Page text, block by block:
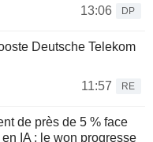
13:06 DP
Deutsche Telekom
11:57
RE
de près de 5 % face
IA ; le won progresse